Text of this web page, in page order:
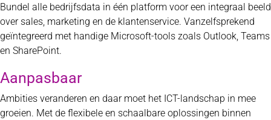
Bundel alle bedrijfsdata in één platform voor een integraal beeld
over sales, marketing en de klantenservice. Vanzelfsprekend
geïntegreerd met handige Microsoft-tools zoals Outlook, Teams
en SharePoint.
Aanpasbaar
Ambities veranderen en daar moet het ICT-landschap in mee
groeien. Met de flexibele en schaalbare oplossingen binnen